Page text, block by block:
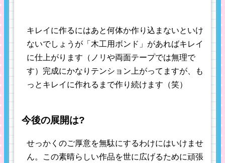
キレイに作るにはあと何体か作り込まないといけ
ないでしょうが「木工用ボンド」があればキレイ
に仕上がります（ノリや両面テープでは無理で
す）完成にかなりテンション上がってますが、も
っとキレイに作れるまで作り続けます（笑）
今後の展開は?
せっかくのご厚意を無駄にするわけにはいけませ
ん。この素晴らしい作品を世に広げるために頑張